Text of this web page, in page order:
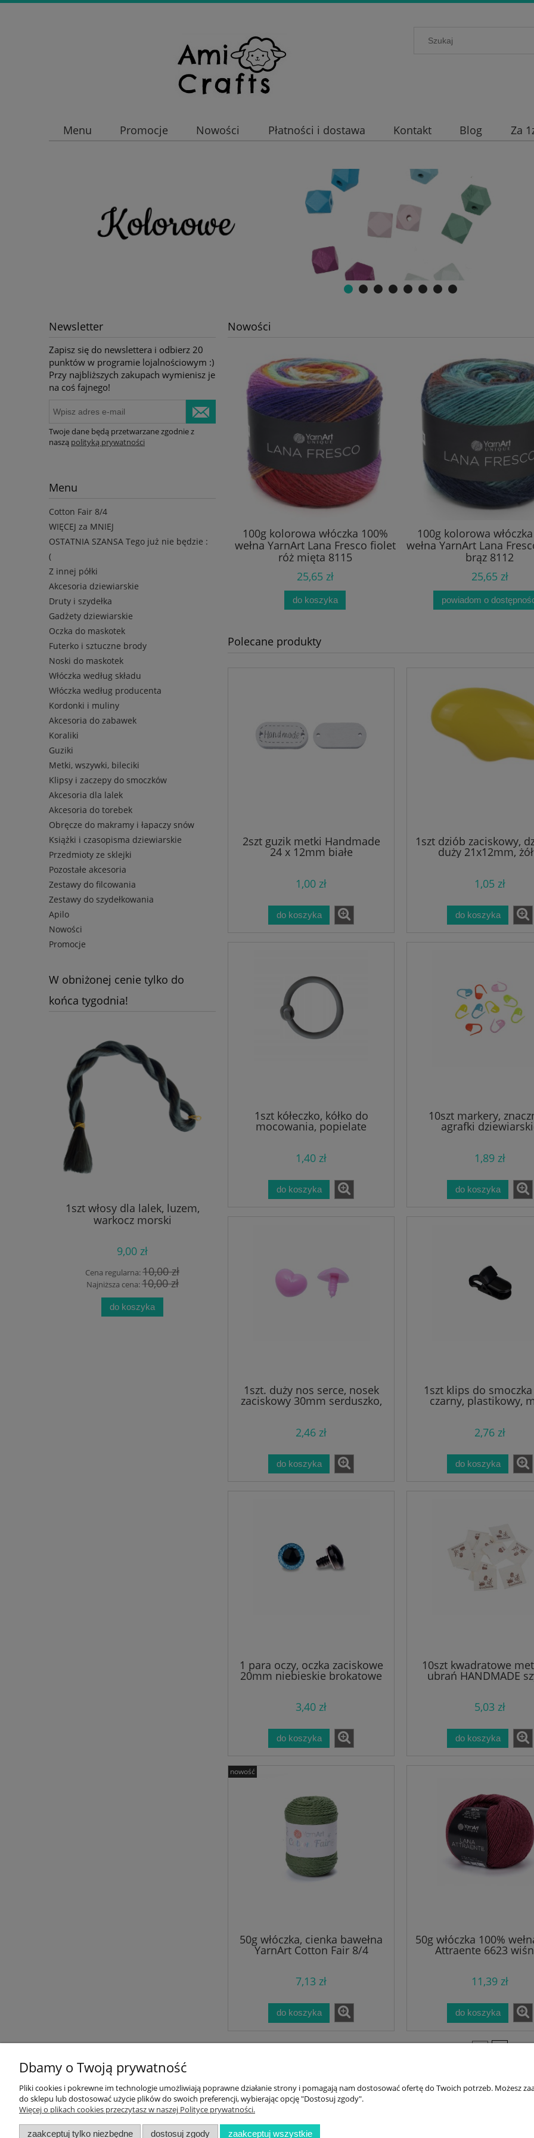
Menu Promocje Nowości Płatności i dostawa Kontakt Blog Za
Newsletter
Zapisz się do newslettera i odbierz 20
punktów w programie lojalnościowym :)
Przy najbliższych zakupach wymienisz je
na coś fajnego!
Twoje dane będą przetwarzane zgodnie z
naszą polityką prywatności
Menu
Cotton Fair 8/4
WIĘCEJ za MNIEJ
OSTATNIA SZANSA Tego już nie będzie :
(
Z innej półki
Akcesoria dziewiarskie
Druty i szydełka
Gadżety dziewiarskie
Oczka do maskotek
Futerko i sztuczne brody
Noski do maskotek
Włóczka według składu
Włóczka według producenta
Kordonki i muliny
Akcesoria do zabawek
Koraliki
Guziki
Metki, wszywki, bileciki
Klipsy i zaczepy do smoczków
Akcesoria dla lalek
Akcesoria do torebek
Obręcze do makramy i łapaczy snów
Książki i czasopisma dziewiarskie
Przedmioty ze sklejki
Pozostałe akcesoria
Zestawy do filcowania
Zestawy do szydełkowania
Apilo
Nowości
Promocje
W obniżonej cenie tylko do
końca tygodnia!
1szt włosy dla lalek, luzem,
warkocz morski
9,00 zł
Cena regularna:10,00 zł
Najniższa cena:10,00 zł
do koszyka
Cena regularna: 1,89 zł
Najniższa cena: 1,89 zł
Cena regularna:8,54 zł
Najniższa cena:8,54 zł
Nowości
100g kolorowa włóczka 100%
wełna YarnArt Lana Fresco fiolet
róż mięta 8115
25,65 zł
do koszyka
100g kolorowa
wełna YarnArt Lana
brąz 8112
25,65 zł
powiadom o
Polecane produkty
2szt guzik metki Handmade
24 x 12mm białe
1,00 zł
do koszyka
1szt dziób zaciskowy,
duży 21x12mm,
1,05 zł
do koszyka
1szt kółeczko, kółko do
mocowania, popielate
1,40 zł
do koszyka
10szt markery,
agrafki
1,89 zł
do koszyka
1szt. duży nos serce, nosek
zaciskowy 30mm serduszko,
2,46 zł
do koszyka
1szt klips do
czarny, plastikowy,
2,76 zł
do koszyka
1 para oczy, oczka zaciskowe
20mm niebieskie brokatowe
3,40 zł
do koszyka
10szt kwadratowe
ubrań HANDMADE
5,03 zł
do koszyka
50g włóczka, cienka bawełna
YarnArt Cotton Fair 8/4
7,13 zł
do koszyka
nowość
50g włóczka 100%
Attraente 6623
11,39 zł
do koszyka
Informacje
Regulaminy
Newsletter
Zasubskrybuj
Twoje konto
Dbamy o Twoją prywatność
Pliki cookies i pokrewne im technologie umożliwiają poprawne działanie strony i pomagają nam dostosować ofertę do Twoich potrzeb. Możesz
do sklepu lub dostosować użycie plików do swoich preferencji, wybierając opcję "Dostosuj zgody".
Więcej o plikach cookies przeczytasz w naszej Polityce prywatności.
zaakceptuj tylko niezbędne dostosuj zgody zaakceptuj wszystkie